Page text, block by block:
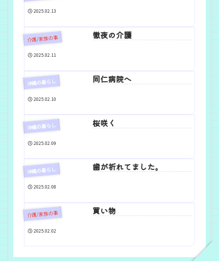
2025.02.13
介護/家族の事 徹夜の介護
2025.02.11
沖縄の暮らし 同仁病院へ
2025.02.10
沖縄の暮らし 桜咲く
2025.02.09
沖縄の暮らし 歯が折れてました。
2025.02.08
介護/家族の事 買い物
2025.02.02